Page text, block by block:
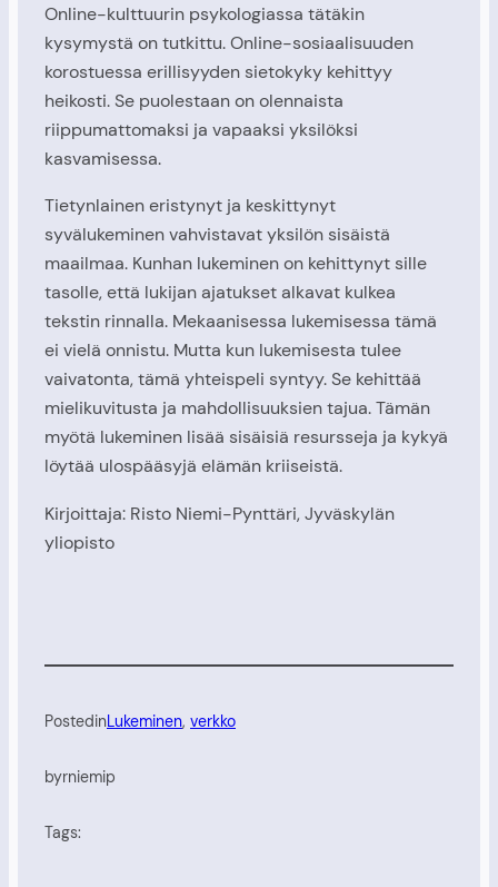
Online-kulttuurin psykologiassa tätäkin
kysymystä on tutkittu. Online-sosiaalisuuden
korostuessa erillisyyden sietokyky kehittyy
heikosti. Se puolestaan on olennaista
riippumattomaksi ja vapaaksi yksilöksi
kasvamisessa.
Tietynlainen eristynyt ja keskittynyt
syvälukeminen vahvistavat yksilön sisäistä
maailmaa. Kunhan lukeminen on kehittynyt sille
tasolle, että lukijan ajatukset alkavat kulkea
tekstin rinnalla. Mekaanisessa lukemisessa tämä
ei vielä onnistu. Mutta kun lukemisesta tulee
vaivatonta, tämä yhteispeli syntyy. Se kehittää
mielikuvitusta ja mahdollisuuksien tajua. Tämän
myötä lukeminen lisää sisäisiä resursseja ja kykyä
löytää ulospääsyjä elämän kriiseistä.
Kirjoittaja: Risto Niemi-Pynttäri, Jyväskylän
yliopisto
PostedinLukeminen, verkko
byrniemip
Tags: